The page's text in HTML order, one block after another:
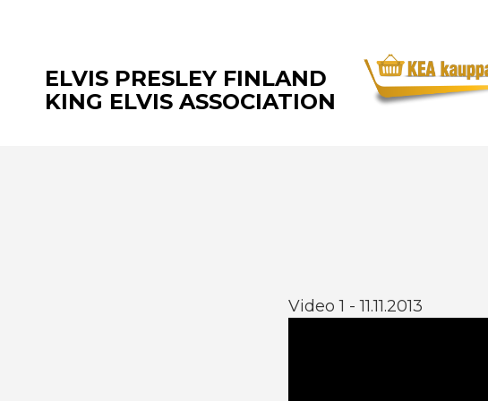
ELVIS PRESLEY FINLAND
KING ELVIS ASSOCIATION
Video 1 - 11.11.2013